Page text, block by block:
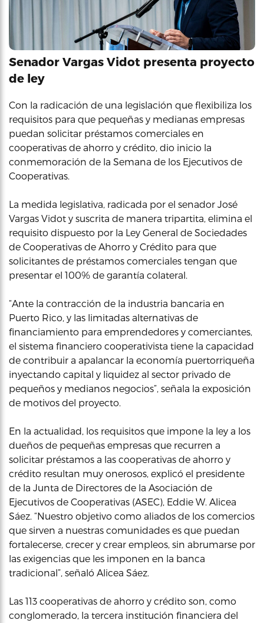
Senador Vargas Vidot presenta proyecto
de ley
Con la radicación de una legislación que flexibiliza los
requisitos para que pequeñas y medianas empresas
puedan solicitar préstamos comerciales en
cooperativas de ahorro y crédito, dio inicio la
conmemoración de la Semana de los Ejecutivos de
Cooperativas.
La medida legislativa, radicada por el senador José
Vargas Vidot y suscrita de manera tripartita, elimina el
requisito dispuesto por la Ley General de Sociedades
de Cooperativas de Ahorro y Crédito para que
solicitantes de préstamos comerciales tengan que
presentar el 100% de garantía colateral.
“Ante la contracción de la industria bancaria en
Puerto Rico, y las limitadas alternativas de
financiamiento para emprendedores y comerciantes,
el sistema financiero cooperativista tiene la capacidad
de contribuir a apalancar la economía puertorriqueña
inyectando capital y liquidez al sector privado de
pequeños y medianos negocios”, señala la exposición
de motivos del proyecto.
En la actualidad, los requisitos que impone la ley a los
dueños de pequeñas empresas que recurren a
solicitar préstamos a las cooperativas de ahorro y
crédito resultan muy onerosos, explicó el presidente
de la Junta de Directores de la Asociación de
Ejecutivos de Cooperativas (ASEC), Eddie W. Alicea
Sáez. “Nuestro objetivo como aliados de los comercios
que sirven a nuestras comunidades es que puedan
fortalecerse, crecer y crear empleos, sin abrumarse por
las exigencias que les imponen en la banca
tradicional”, señaló Alicea Sáez.
Las 113 cooperativas de ahorro y crédito son, como
conglomerado, la tercera institución financiera del